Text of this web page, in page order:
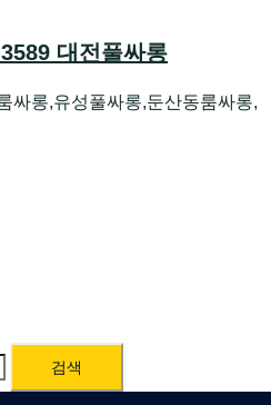
대전풀싸롱
싸롱,유성풀싸롱,둔산동룸싸롱,